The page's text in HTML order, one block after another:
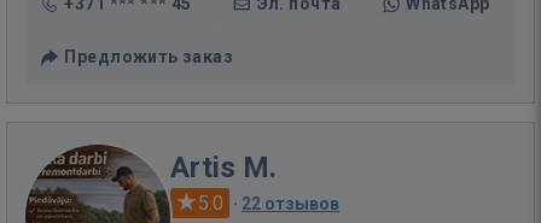
Предложить заказ
Artis M.
5.0 · 22 отзывов